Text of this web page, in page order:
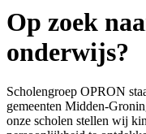
Op zoek
onderwijs?
Scholengroep OPRON
gemeenten Midden-
onze scholen stellen wij